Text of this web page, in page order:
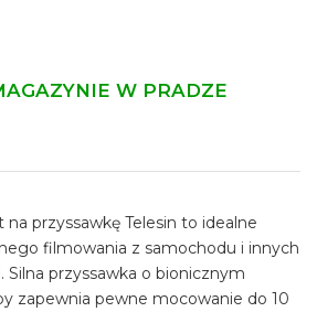
W PRADZE
przyssawkę Telesin to idealne
filmowania z samochodu i innych
Silna przyssawka o bionicznym
zapewnia pewne mocowanie do 10